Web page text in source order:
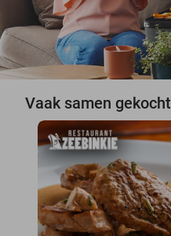
Vaak samen gekocht